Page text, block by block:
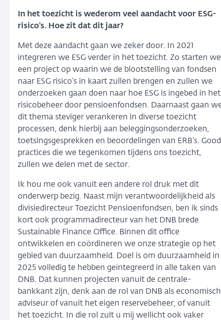
In het toezicht is wederom veel aandacht voor ESG-
risico’s. Hoe zit dat dit jaar?
Met deze aandacht gaan we zeker door. In 2021
integreren we ESG verder in het toezicht. Zo starten we
een project op waarin we de blootstelling van fondsen
naar ESG risico’s in kaart zullen brengen en zullen we
onderzoeken gaan doen naar hoe ESG is ingebed in het
risicobeheer door pensioenfondsen. Daarnaast gaan
dit thema steviger verankeren in diverse toezicht
processen, denk hierbij aan beleggingsonderzoeken,
toetsingsgesprekken en beoordelingen van ERB’s. Good
practices die we tegenkomen tijdens ons toezicht,
zullen we delen met de sector.
Ik hou me ook vanuit een andere rol druk met dit
onderwerp bezig. Naast mijn verantwoordelijkheid als
divisiedirecteur Toezicht Pensioenfondsen, ben ik sinds
kort ook programmadirecteur van het DNB brede
Sustainable Finance Office. Binnen dit office
ontwikkelen en coördineren we onze strategie op het
gebied van duurzaamheid. Doel is om duurzaamheid in
2025 volledig te hebben geïntegreerd in alle taken van
DNB. Dat kunnen projecten vanuit de centrale-
bankkant zijn, denk aan de rol van DNB als economisch
adviseur of vanuit het eigen reservebeheer, of vanuit
het toezicht. In die rol zult u mij wellicht ook vaker